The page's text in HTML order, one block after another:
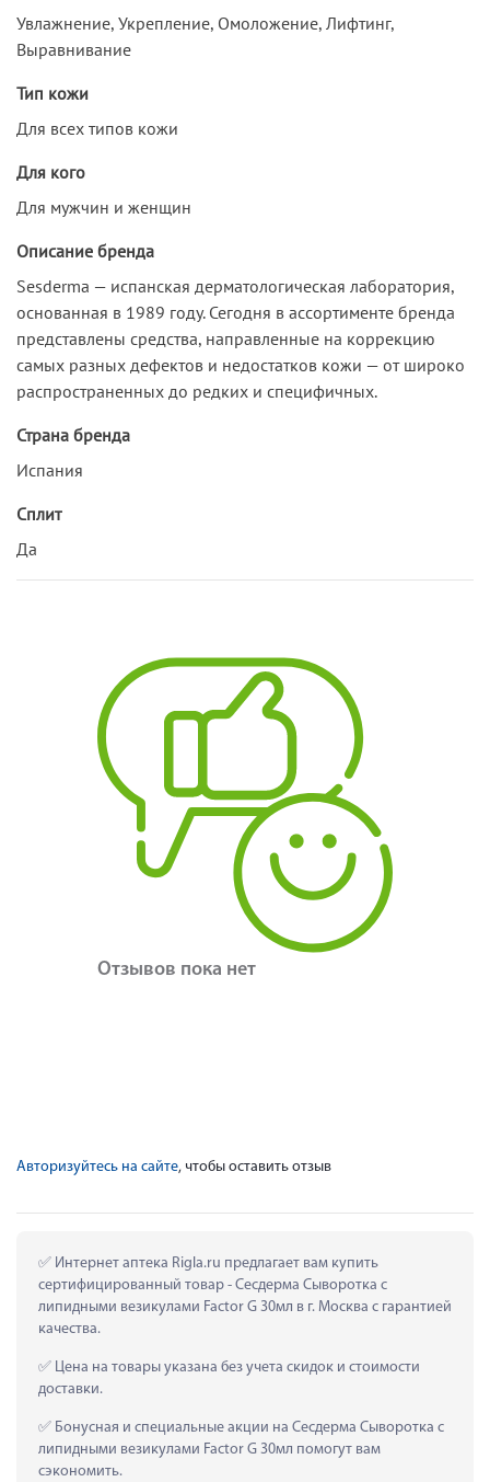
Увлажнение, Укрепление, Омоложение, Лифтинг,
Выравнивание
Тип кожи
Для всех типов кожи
Для кого
Для мужчин и женщин
Описание бренда
Sesderma — испанская дерматологическая лаборатория,
основанная в 1989 году. Сегодня в ассортименте бренда
представлены средства, направленные на коррекцию
самых разных дефектов и недостатков кожи — от широко
распространенных до редких и специфичных.
Страна бренда
Испания
Сплит
Да
Отзывов пока нет
Авторизуйтесь на сайте, чтобы оставить отзыв
Интернет аптека Rigla.ru предлагает вам купить
сертифицированный товар - Сесдерма Сыворотка с
липидными везикулами Factor G 30мл в г. Москва с гарантией
качества.
Цена на товары указана без учета скидок и стоимости
доставки.
Бонусная и специальные акции на Сесдерма Сыворотка с
липидными везикулами Factor G 30мл помогут вам
сэкономить.